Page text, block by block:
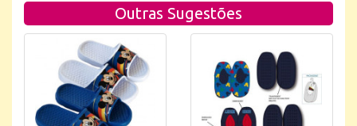
Outras Sugestões